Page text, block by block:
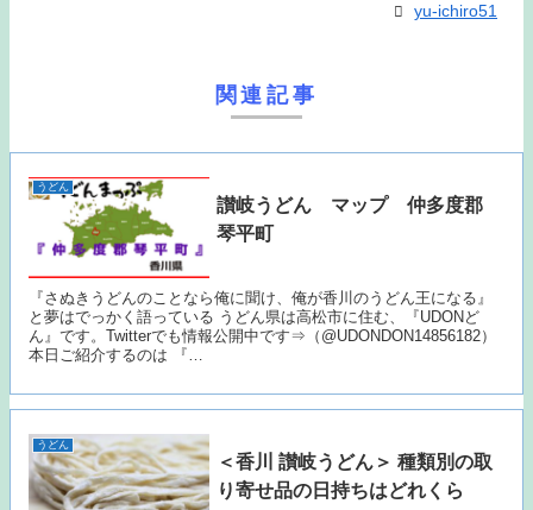
yu-ichiro51
関連記事
うどん
讃岐うどん マップ 仲多度郡
琴平町
『さぬきうどんのことなら俺に聞け、俺が香川のうどん王になる』
と夢はでっかく語っている うどん県は高松市に住む、『UDONど
ん』です。Twitterでも情報公開中です⇒（@UDONDON14856182）
本日ご紹介するのは 『…
うどん
＜香川 讃岐うどん＞ 種類別の取
り寄せ品の日持ちはどれくら